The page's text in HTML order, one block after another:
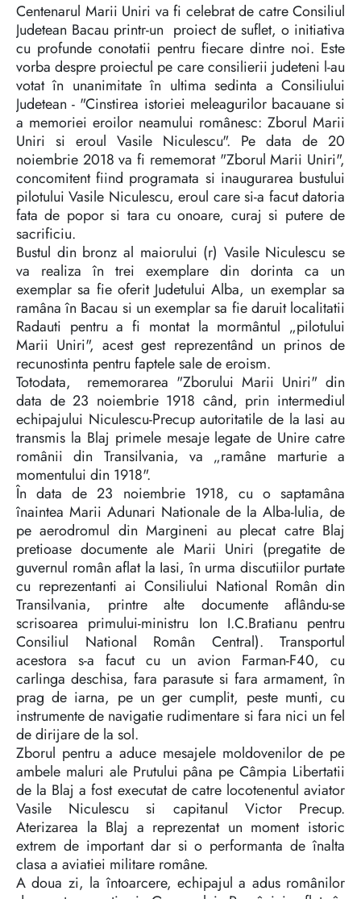
Centenarul Marii Uniri va fi celebrat de catre Consiliul
Judetean Bacau printr-un proiect de suflet, o initiativa
cu profunde conotatii pentru fiecare dintre noi. Este
vorba despre proiectul pe care consilierii judeteni l-au
votat în unanimitate în ultima sedinta a Consiliului
Judetean - "Cinstirea istoriei meleagurilor bacauane si
a memoriei eroilor neamului românesc: Zborul Marii
Uniri si eroul Vasile Niculescu". Pe data de 20
noiembrie 2018 va fi rememorat "Zborul Marii Uniri",
concomitent fiind programata si inaugurarea bustului
pilotului Vasile Niculescu, eroul care si-a facut datoria
fata de popor si tara cu onoare, curaj si putere de
sacrificiu.
Bustul din bronz al maiorului (r) Vasile Niculescu se
va realiza în trei exemplare din dorinta ca un
exemplar sa fie oferit Judetului Alba, un exemplar sa
ramâna în Bacau si un exemplar sa fie daruit localitatii
Radauti pentru a fi montat la mormântul „pilotului
Marii Uniri", acest gest reprezentând un prinos de
recunostinta pentru faptele sale de eroism.
Totodata, rememorarea "Zborului Marii Uniri" din
data de 23 noiembrie 1918 când, prin intermediul
echipajului Niculescu-Precup autoritatile de la Iasi au
transmis la Blaj primele mesaje legate de Unire catre
românii din Transilvania, va „ramâne marturie a
momentului din 1918".
În data de 23 noiembrie 1918, cu o saptamâna
înaintea Marii Adunari Nationale de la Alba-lulia, de
pe aerodromul din Margineni au plecat catre Blaj
pretioase documente ale Marii Uniri (pregatite de
guvernul român aflat la Iasi, în urma discutiilor purtate
cu reprezentanti ai Consiliului National Român din
Transilvania, printre alte documente aflându-se
scrisoarea primului-ministru Ion I.C.Bratianu pentru
Consiliul National Român Central). Transportul
acestora s-a facut cu un avion Farman-F40, cu
carlinga deschisa, fara parasute si fara armament, în
prag de iarna, pe un ger cumplit, peste munti, cu
instrumente de navigatie rudimentare si fara nici un fel
de dirijare de la sol.
Zborul pentru a aduce mesajele moldovenilor de pe
ambele maluri ale Prutului pâna pe Câmpia Libertatii
de la Blaj a fost executat de catre locotenentul aviator
Vasile Niculescu si capitanul Victor Precup.
Aterizarea la Blaj a reprezentat un moment istoric
extrem de important dar si o performanta de înalta
clasa a aviatiei militare române.
A doua zi, la întoarcere, echipajul a adus românilor